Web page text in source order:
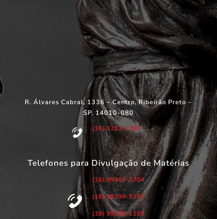
R. Álvares Cabral, 1336 – Centro, Ribeirão Preto –
SP, 14010-080
(16) 3211-7200
Telefones para Divulgação de Matérias
(16) 99267-3704
(16) 99299-5373
(16) 99286-1139